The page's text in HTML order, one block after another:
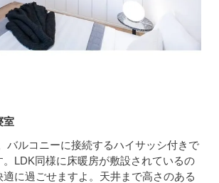
室
バルコニーに接続するハイサッシ付きで
。LDK同様に床暖房が敷設されているの
に過ごせますよ。天井まで高さのある